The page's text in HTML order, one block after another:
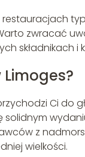
zwracać
składnikach i
Ci do
z
wielkości.